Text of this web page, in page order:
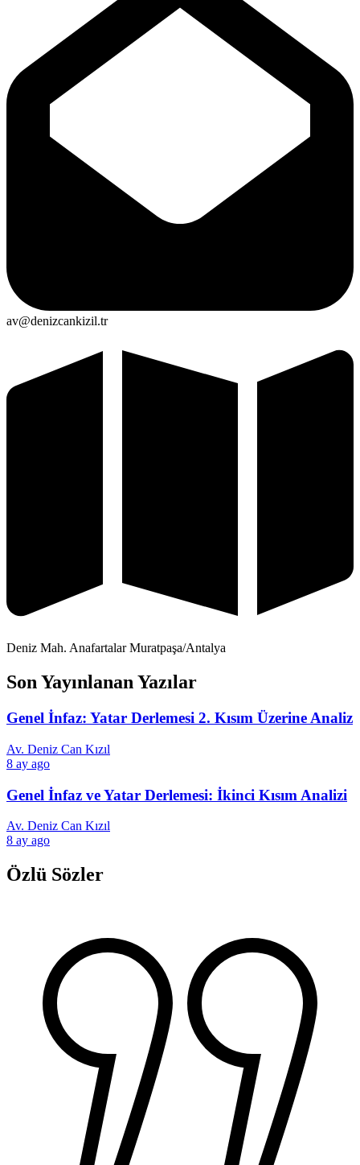
av@denizcankizil.tr
Deniz Mah. Anafartalar Muratpaşa/Antalya
Son Yayınlanan Yazılar
Genel İnfaz: Yatar Derlemesi 2. Kısım Üzerine Analiz
Av. Deniz Can Kızıl
8 ay ago
Genel İnfaz ve Yatar Derlemesi: İkinci Kısım Analizi
Av. Deniz Can Kızıl
8 ay ago
Özlü Sözler